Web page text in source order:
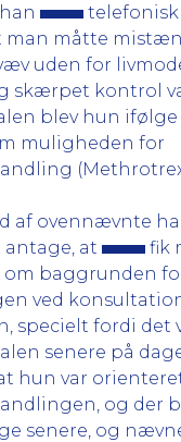
telefonisk
man måtte
uden for
skærpet kontrol
blev hun
muligheden for
af ovennævnte
at
fik
baggrunden
ved
specielt fordi det
senere på
hun var
og der
senere, og